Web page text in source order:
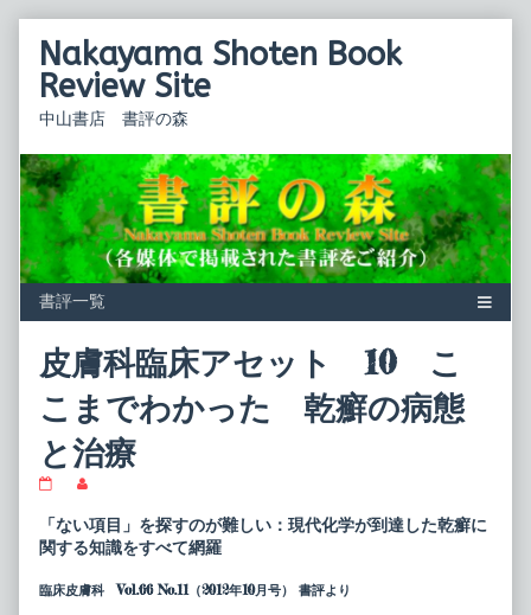
contentNakayama Shoten Book
Review Site
中山書店 書評の森
皮膚科臨床アセット 10 こ
こまでわかった 乾癬の病態
と治療
科
臨
床
セ
posts
by
the
of
「ない項目」を探すのが難しい：現代化学が到達した乾癬に
関する知識をすべて網羅
臨床皮膚科 Vol.66 No.11（2012年10月号） 書評より